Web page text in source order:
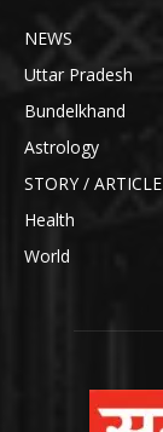
NEWS
Uttar Pradesh
Bundelkhand
Astrology
STORY / ARTICLE
Health
World